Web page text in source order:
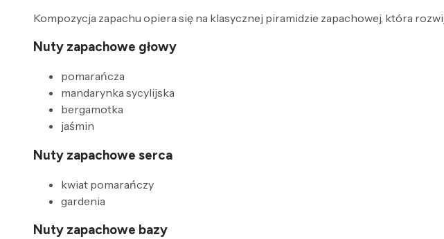
Kompozycja zapachu opiera się na klasycznej piramidzie zapachowej, która
Nuty zapachowe głowy
pomarańcza
mandarynka sycylijska
bergamotka
jaśmin
Nuty zapachowe serca
kwiat pomarańczy
gardenia
Nuty zapachowe bazy